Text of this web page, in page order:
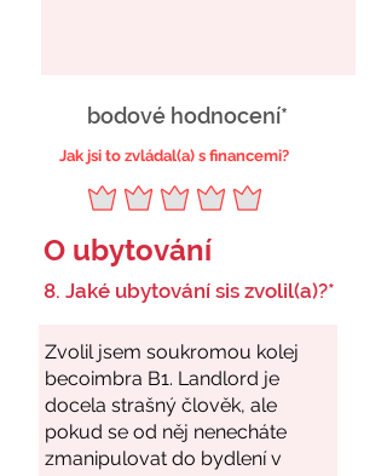
bodové hodnocení*
Jak jsi to zvládal(a) s financemi?
O ubytování
8. Jaké ubytování sis zvolil(a)?*